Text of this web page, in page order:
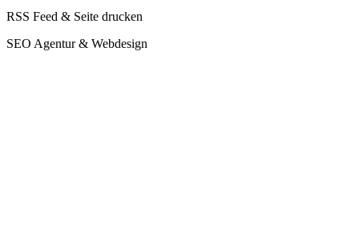
RSS Feed & Seite drucken
SEO Agentur & Webdesign